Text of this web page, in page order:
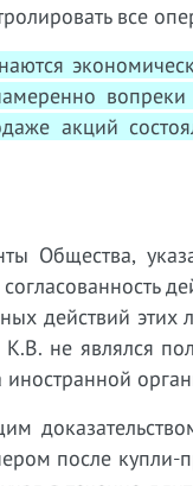
все
акций
Общества,
действий
не являлся
после